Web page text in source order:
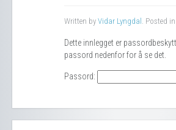
Written by Vidar Lyngdal . Posted in
Dette innlegget er
passord nedenfor for å se det.
Passord: